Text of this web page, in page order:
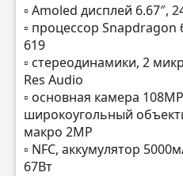
▫️ Amoled дисплей 6.67″,
▫️ процессор Snapdragon
619
▫️ стереодинамики, 2
Res Audio
▫️ основная камера
широкоугольный
макро 2MP
▫️ NFC, аккумулятор
67Вт